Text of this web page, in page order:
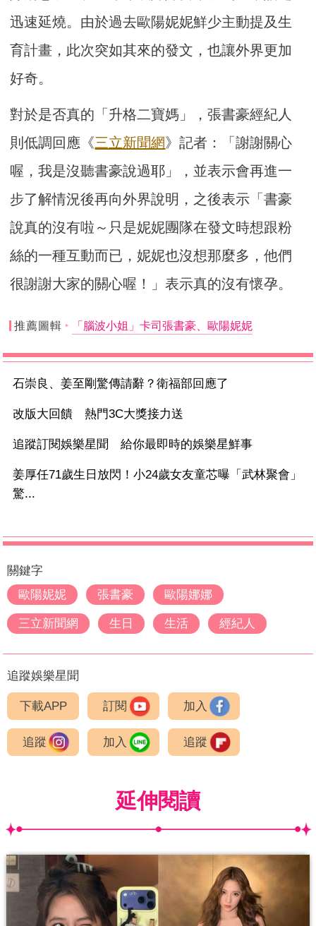
迅速延燒。由於過去歐陽妮妮鮮少主動提及生
育計畫，此次突如其來的發文，也讓外界更加
好奇。
對於是否真的「升格二寶媽」，張書豪經紀人
則低調回應《三立新聞網》記者：「謝謝關心
喔，我是沒聽書豪說過耶」，並表示會再進一
步了解情況後再向外界說明，之後表示「書豪
說真的沒有啦～只是妮妮團隊在發文時想跟粉
絲的一種互動而已，妮妮也沒想那麼多，他們
很謝謝大家的關心喔！」表示真的沒有懷孕。
推薦圖輯 「腦波小姐」卡司張書豪、歐陽妮妮
石崇良、姜至剛驚傳請辭？衛福部回應了
改版大回饋 熱門3C大獎接力送
追蹤訂閱娛樂星聞 給你最即時的娛樂星鮮事
姜厚任71歲生日放閃！小24歲女友童芯曝「武林聚會」
驚...
關鍵字
歐陽妮妮
張書豪 歐陽娜娜
三立新聞網 生日 生活 經紀人
追蹤娛樂星聞
下載APP 訂閱 加入
追蹤 加入 追蹤
延伸閱讀